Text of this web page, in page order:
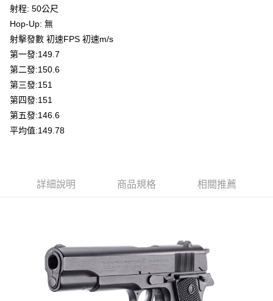
※ 請注意：結帳手續完成當下不需立刻繳費，但若您需要取消訂單，請聯絡
購買商品的店家。未經商家同意取消之訂單仍視為有效，需透過AFTEE先享
後付繳納相關費用。
※ 交易是否成功請以「AFTEE先享後付 」之結帳頁面顯示為準，若有關於
客戶支援中心」
【注意事項】
１．透過由恩沛科技股份有限公司提供之「AFTEE先享後付」服務完成之交
易，需依本服務之必要範圍內提供個人資料，並將交易相關給付款項請求債
權轉讓予恩沛科技股份有限公司。
https://aftee.tw/terms/#terms3
４．使用「AFTEE先享後付」時，將依據個別帳號之用戶狀況，依本公司即
時審查核予不同之上限額度；若仍有額度不足之情形，本公司將視審查結果
7-11取貨(快速到店)
每筆NT$60，滿NT$2,000(含以上)免運費
新竹物流
每筆NT$200，滿NT$2,000(含以上)免運費
宅配
每筆NT$400
貨到付款-黑貓
射程: 50公尺
Hop-Up: 無
射擊發數 初速FPS 初速m/s
第一發:149.7
第二發:150.6
第三發:151
第四發:151
第五發:146.6
平均值:149.78
詳細說明 商品規格 相關推薦